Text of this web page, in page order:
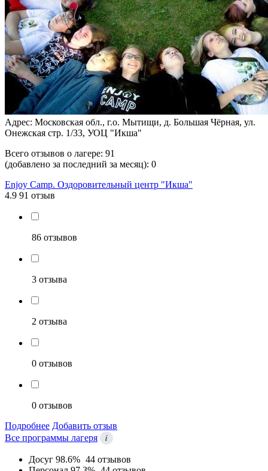
Адрес: Московская обл., г.о. Мытищи, д. Большая Чёрная, ул.
Онежская стр. 1/33, УОЦ "Икша"
Всего отзывов о лагере: 91
(добавлено за последний за месяц): 0
Enjoy Camp. Оздоровительный центр "Икша"
4.9 91 отзыв
86 отзывов
3 отзыва
2 отзыва
0 отзывов
0 отзывов
Подробнее Добавить отзыв
Все программы лагеря
i
Досуг 98.6% 44 отзывов